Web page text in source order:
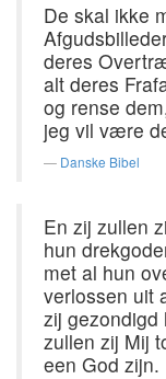
De skal ikke
deres
alt deres
og rense
jeg vil være
Danske Bibel
En zij zullen
hun
met al hun
verlossen uit
zij gezondigd
zullen zij Mij
een God zijn.